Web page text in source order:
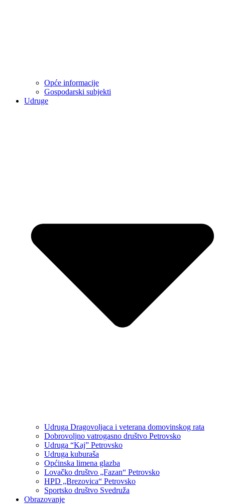
Opće informacije
Gospodarski subjekti
Udruge
Udruga Dragovoljaca i veterana domovinskog rata
Dobrovoljno vatrogasno društvo Petrovsko
Udruga “Kaj” Petrovsko
Udruga kuburaša
Općinska limena glazba
Lovačko društvo „Fazan“ Petrovsko
HPD „Brezovica“ Petrovsko
Sportsko društvo Svedruža
Obrazovanje